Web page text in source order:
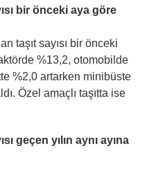
bir önceki aya göre
taşıt sayısı bir önceki
%13,2, otomobilde
%2,0 artarken minibüste
Özel amaçlı taşıtta ise
geçen yılın aynı ayına